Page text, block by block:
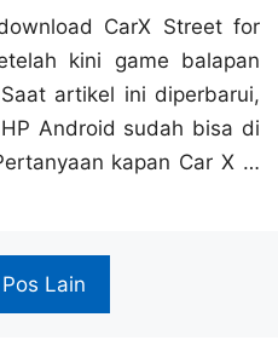
CarX Street for
kini game balapan
artikel ini diperbarui,
Android sudah bisa di
kapan Car X …
Lain